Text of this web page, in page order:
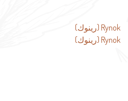
تصفّح
المقالات
Rynok (رينوك)
Rynok (رينوك)